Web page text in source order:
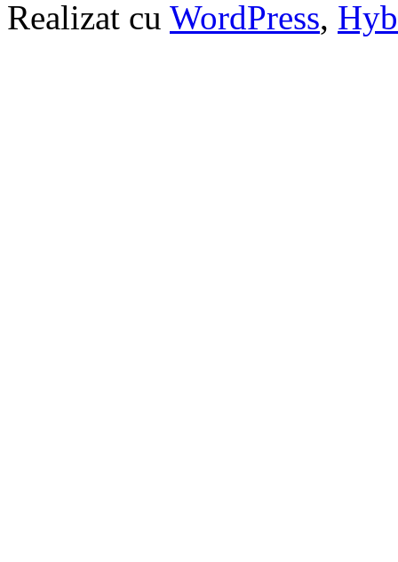
Realizat cu WordPress,